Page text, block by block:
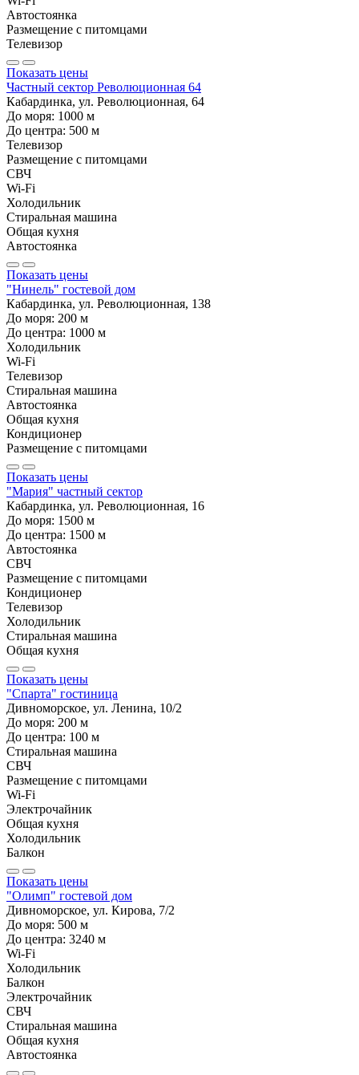
Автостоянка
Размещение с питомцами
Телевизор
Показать цены
Частный сектор Революционная 64
Кабардинка, ул. Революционная, 64
До моря: 1000 м
До центра: 500 м
Телевизор
Размещение с питомцами
СВЧ
Wi-Fi
Холодильник
Стиральная машина
Общая кухня
Автостоянка
Показать цены
"Нинель" гостевой дом
Кабардинка, ул. Революционная, 138
До моря: 200 м
До центра: 1000 м
Холодильник
Wi-Fi
Телевизор
Стиральная машина
Автостоянка
Общая кухня
Кондиционер
Размещение с питомцами
Показать цены
"Мария" частный сектор
Кабардинка, ул. Революционная, 16
До моря: 1500 м
До центра: 1500 м
Автостоянка
СВЧ
Размещение с питомцами
Кондиционер
Телевизор
Холодильник
Стиральная машина
Общая кухня
Показать цены
"Спарта" гостиница
Дивноморское, ул. Ленина, 10/2
До моря: 200 м
До центра: 100 м
Стиральная машина
СВЧ
Размещение с питомцами
Wi-Fi
Электрочайник
Общая кухня
Холодильник
Балкон
Показать цены
"Олимп" гостевой дом
Дивноморское, ул. Кирова, 7/2
До моря: 500 м
До центра: 3240 м
Wi-Fi
Холодильник
Балкон
Электрочайник
СВЧ
Стиральная машина
Общая кухня
Автостоянка